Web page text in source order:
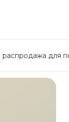
распродажа для